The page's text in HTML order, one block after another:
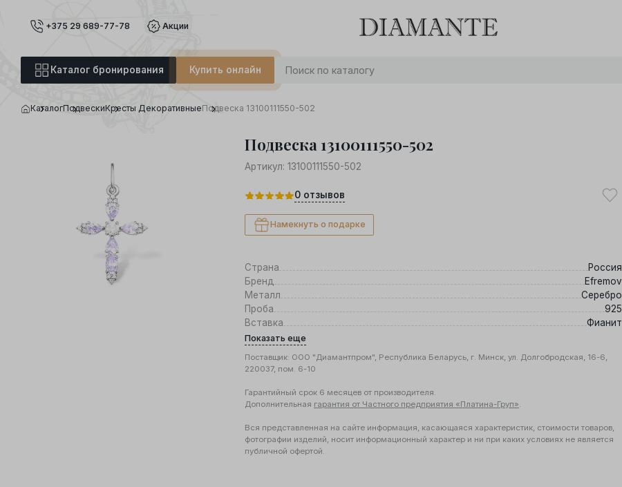
+375 29 689-77-78 Акции
Каталог бронирования Купить онлайн
0 : 0 0
КаталогПодвескиКресты ДекоративныеПодвеска 13100111550-502
Подвеска 13100111550-502
Артикул: 13100111550-502
0 отзывов
Намекнуть о подарке
Страна
Россия
Бренд
Efremov
Металл
Серебро
Проба
925
Вставка
Фианит
Показать еще
Поставщик: ООО "Диамантпром", Республика Беларусь, г. Минск, ул. Долгобродская, 16-6,
220037, пом. 6-10
Гарантийный срок 6 месяцев от производителя.
Дополнительная гарантия от Частного предприятия «Платина-Груп».
Вся представленная на сайте информация, касающаяся характеристик, стоимости товаров,
фотографии изделий, носит информационный характер и ни при каких условиях не является
публичной офертой.